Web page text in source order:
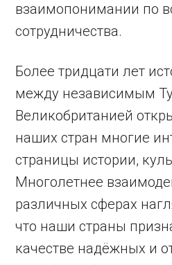
взаимопонимании по
сотрудничества.
Более тридцати лет
между независимым
Великобританией
наших стран многие
страницы истории,
Многолетнее
различных сферах
что наши страны
качестве надёжных и